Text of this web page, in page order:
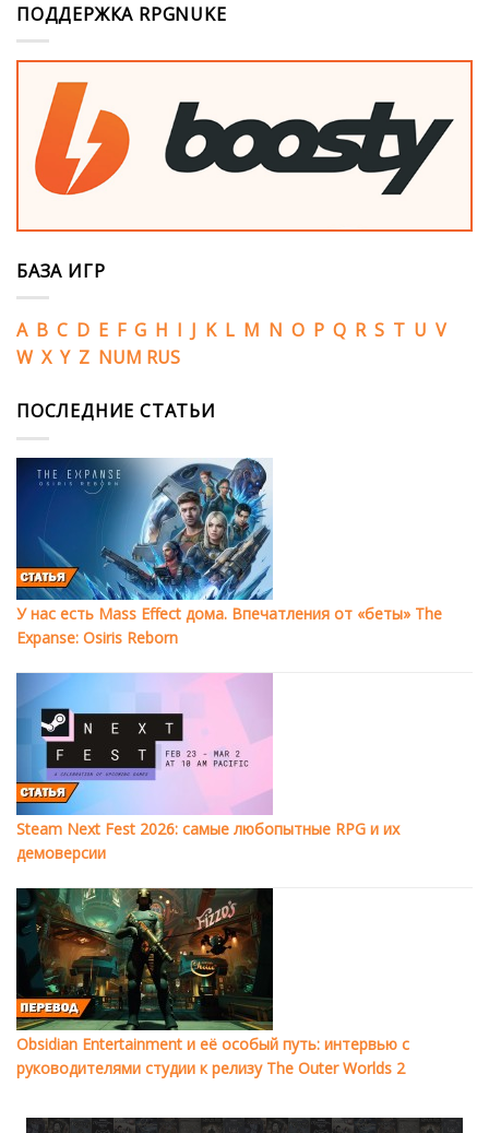
ПОДДЕРЖКА RPGNUKE
БАЗА ИГР
A B C D E F G H I J K L M N O P Q R S T U V
W X Y Z NUM RUS
ПОСЛЕДНИЕ СТАТЬИ
У нас есть Mass Effect дома. Впечатления от «беты» The
Expanse: Osiris Reborn
Steam Next Fest 2026: самые любопытные RPG и их
демоверсии
Obsidian Entertainment и её особый путь: интервью с
руководителями студии к релизу The Outer Worlds 2